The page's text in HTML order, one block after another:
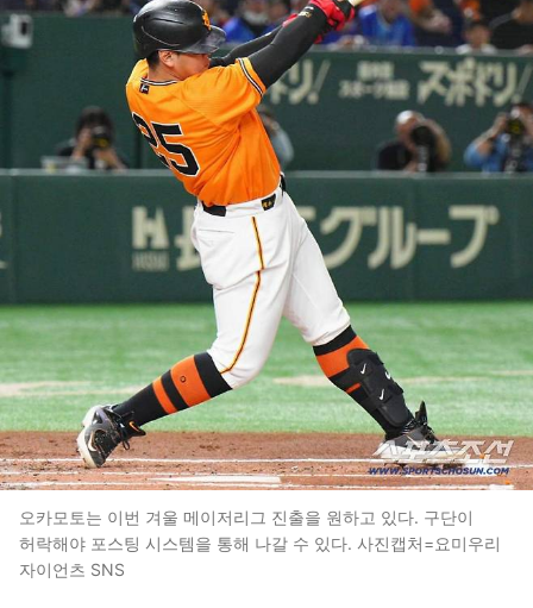
오카모토는 이번 겨울 메이저리그 진출을 원하고 있다. 구단이
허락해야 포스팅 시스템을 통해 나갈 수 있다. 사진캡처=요미우리
자이언츠 SNS